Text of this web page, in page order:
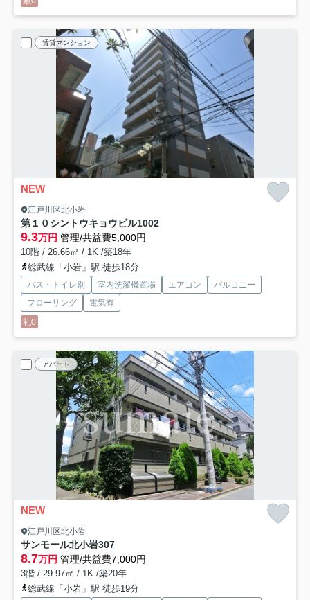
賃貸マンション
NEW
江戸川区北小岩
第１０シントウキョウビル1002
9.3万円 管理/共益費5,000円
10階 / 26.66㎡ / 1K /築18年
総武線「小岩」駅 徒歩18分
バス・トイレ別 室内洗濯機置場 エアコン
バルコニー
フローリング
電気有
礼0
アパート
NEW
江戸川区北小岩
サンモール北小岩307
8.7万円 管理/共益費7,000円
3階 / 29.97㎡ / 1K /築20年
総武線「小岩」駅 徒歩19分